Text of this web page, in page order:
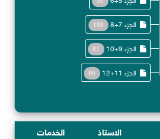
الجزء 7+8 188
الجزء 9+10 82
الجزء 11+12 86
الاستاذ الخدمات